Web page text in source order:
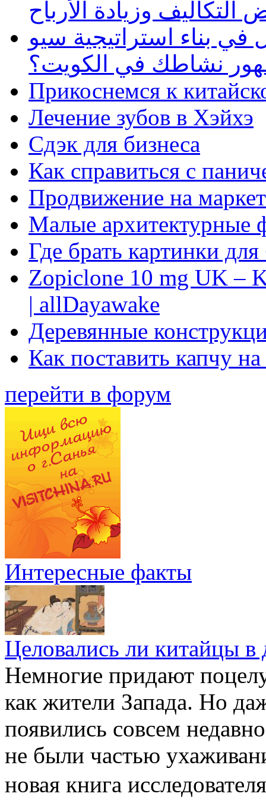
وزيادة الأرباح
بناء استراتيجية سيو
نشاطك في الكويت؟
Прикоснемся к
Лечение зубов в Хэйхэ
Сдэк для бизнеса
Как справиться с
Продвижение на
Малые архитектурные
Где брать картинки
Zopiclone 10 mg UK –
| allDayawake
Деревянные
Как поставить капчу
перейти в форум
Интересные факты
Целовались ли китайцы в
Немногие придают
как жители Запада. Но
появились совсем
не были частью
новая книга